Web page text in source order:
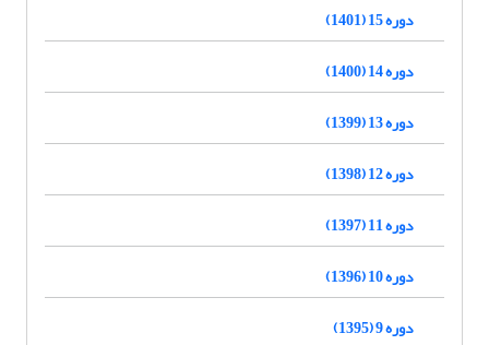
دوره 15 (1401)
دوره 14 (1400)
دوره 13 (1399)
دوره 12 (1398)
دوره 11 (1397)
دوره 10 (1396)
دوره 9 (1395)